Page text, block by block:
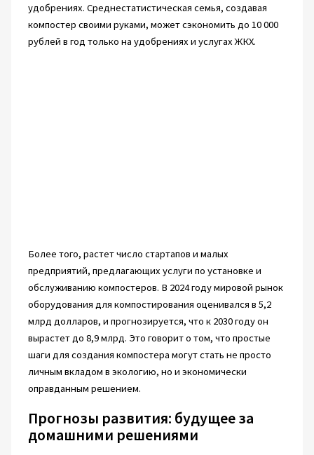
удобрениях. Среднестатистическая семья, создавая
компостер своими руками, может сэкономить до 10 000
рублей в год только на удобрениях и услугах ЖКХ.
Более того, растет число стартапов и малых
предприятий, предлагающих услуги по установке и
обслуживанию компостеров. В 2024 году мировой рынок
оборудования для компостирования оценивался в 5,2
млрд долларов, и прогнозируется, что к 2030 году он
вырастет до 8,9 млрд. Это говорит о том, что простые
шаги для создания компостера могут стать не просто
личным вкладом в экологию, но и экономически
оправданным решением.
Прогнозы развития: будущее за
домашними решениями